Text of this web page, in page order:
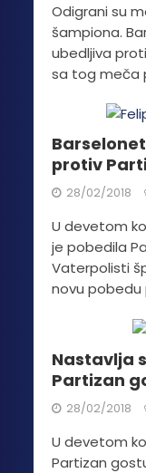
Odigrani su
šampiona.
ubedljiva
sa tog meča
protiv
28/02/2018
U devetom
je pobedila
Vaterpolisti
novu pobedu
Nastavlja
Partizan
28/02/2018
U devetom
Partizan